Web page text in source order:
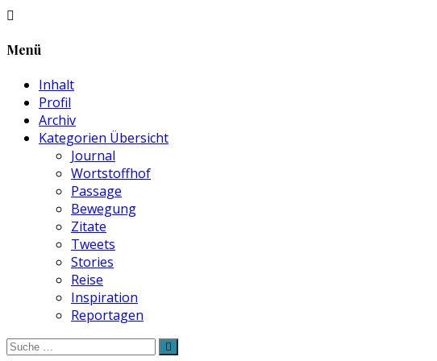
Menü
Inhalt
Profil
Archiv
Kategorien Übersicht
Journal
Wortstoffhof
Passage
Bewegung
Zitate
Tweets
Stories
Reise
Inspiration
Reportagen
Suche